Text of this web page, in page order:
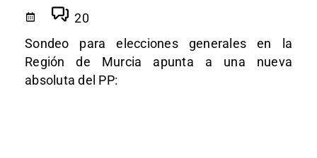
20
Sondeo para elecciones generales en la
Región de Murcia apunta a una nueva
absoluta del PP: